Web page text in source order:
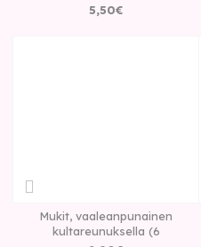
5,50€
Mukit, vaaleanpunainen
kultareunuksella (6